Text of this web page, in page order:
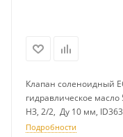
Клапан соленоидный
гидравлическое
НЗ, 2/2, Ду 10 мм,
Подробности